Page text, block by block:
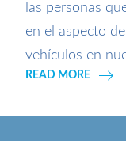
las personas
en el aspecto
vehículos en
READ MORE